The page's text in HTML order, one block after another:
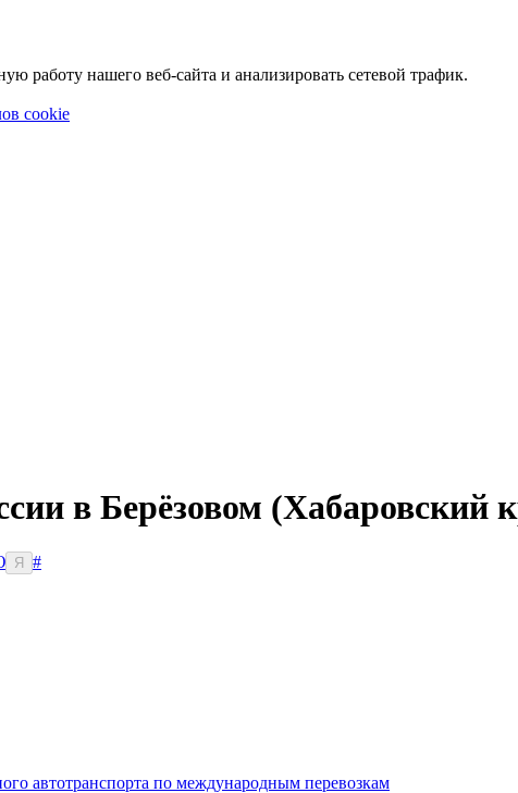
работу нашего веб-сайта и анализировать сетевой трафик.
cookie
в Берёзовом (Хабаровский
Я
#
автотранспорта по международным перевозкам